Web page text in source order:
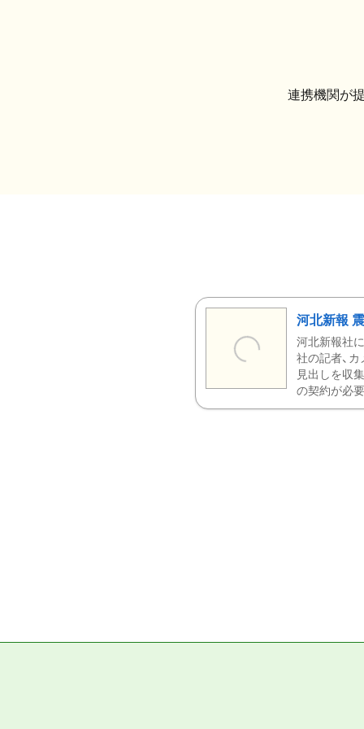
連携機関が
河北新報
河北新報社
社の記者、
見出しを収
の契約が必要